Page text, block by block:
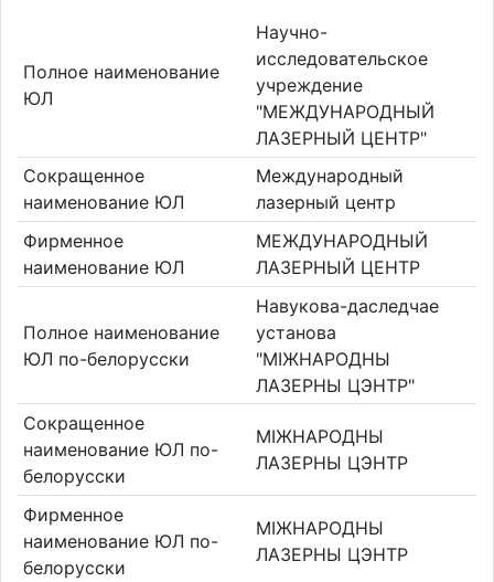
Полное наименование
ЮЛ
Научно-
исследовательское
учреждение
"МЕЖДУНАРОДНЫЙ
ЛАЗЕРНЫЙ ЦЕНТР"
Сокращенное
наименование ЮЛ
Международный
лазерный центр
Фирменное
наименование ЮЛ
МЕЖДУНАРОДНЫЙ
ЛАЗЕРНЫЙ ЦЕНТР
Полное наименование
ЮЛ по-белорусски
Навукова-даследчае
установа
"МIЖНАРОДНЫ
ЛАЗЕРНЫ ЦЭНТР"
Сокращенное
наименование ЮЛ по-
белорусски
МIЖНАРОДНЫ
ЛАЗЕРНЫ ЦЭНТР
Фирменное
наименование ЮЛ по-
белорусски
МIЖНАРОДНЫ
ЛАЗЕРНЫ ЦЭНТР